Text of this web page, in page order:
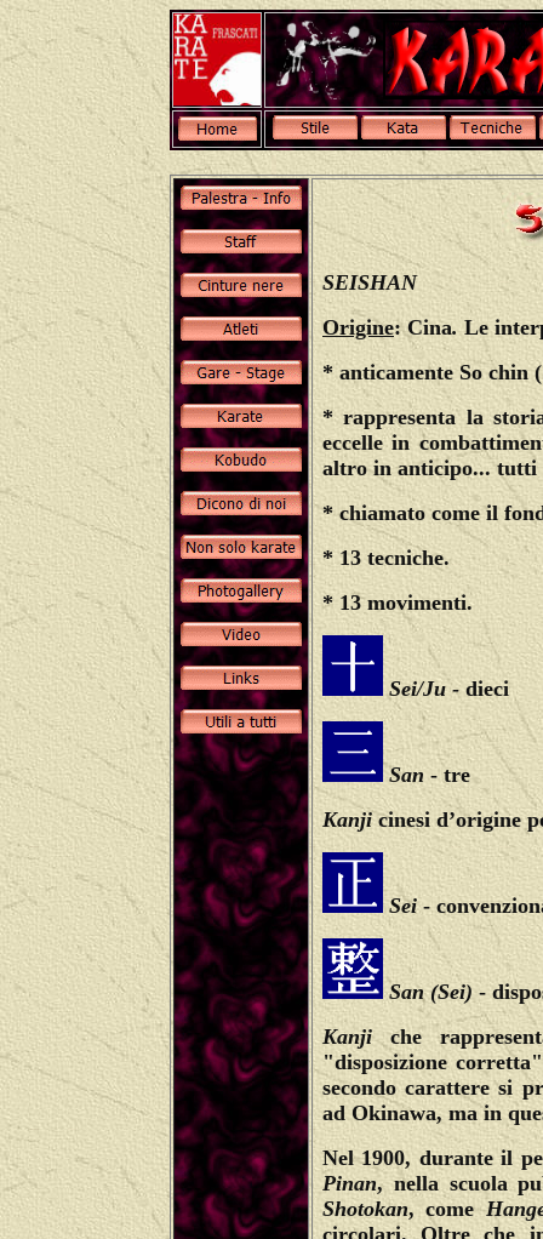
SEISHAN
Origine: Cina.Le
* anticamente So chin
* rappresenta la
eccelle in
altro in anticipo... tutti
* chiamato come il
* 13 tecniche.
* 13 movimenti.
Sei/Ju - dieci
San - tre
Kanjicinesi d’origine
Sei-
San (Sei)-
Kanjiche
"disposizione
secondo carattere si
ad Okinawa, ma in
Nel 1900, durante il
Pinan, nella scuola
Shotokan, come
circolari.Oltre che